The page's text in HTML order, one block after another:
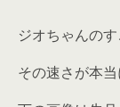
ジオちゃんの
その速さが本当